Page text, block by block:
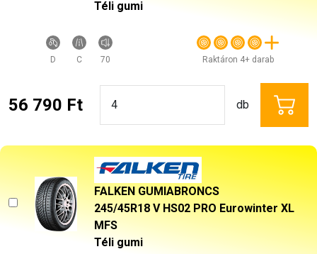
Téli gumi
D C 70 Raktáron 4+ darab
56 790 Ft db
FALKEN GUMIABRONCS
245/45R18 V HS02 PRO Eurowinter XL
MFS
Téli gumi